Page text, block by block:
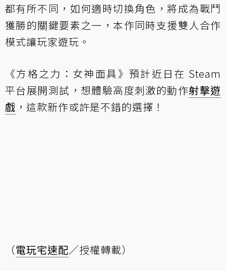
都有所不同，如何適時切換角色，將成為戰鬥
獲勝的關鍵要素之一，本作同時支援雙人合作
模式讓玩家遊玩。
《方格之力：女神面具》預計近日在 Steam
平台展開測試，想體驗高度刺激的動作射擊遊
戲 ，這款新作或許是不錯的選擇！
（電玩宅速配／授權轉載）